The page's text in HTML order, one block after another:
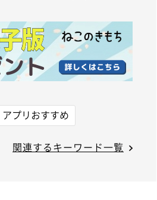
アプリおすすめ
関連するキーワード一覧